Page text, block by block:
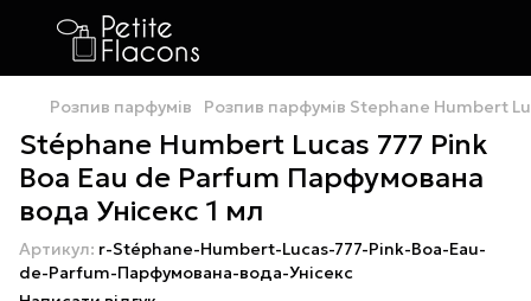
Розпив парфумів Розпив парфумів Stephane Humbert
Stéphane Humbert Lucas 777 Pink
Boa Eau de Parfum Парфумована
вода Унісекс 1 мл
Артикул: r-Stéphane-Humbert-Lucas-777-Pink-Boa-Eau-
de-Parfum-Парфумована-вода-Унісекс